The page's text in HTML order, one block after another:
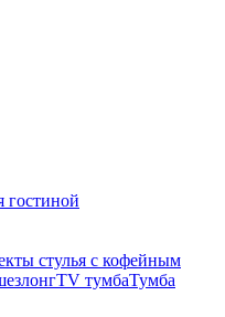
гостиной
стулья с кофейным
TV тумбаТумба